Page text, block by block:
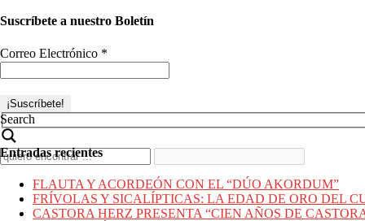
Suscríbete a nuestro Boletín
Correo Electrónico *
Search
Entradas recientes
FLAUTA Y ACORDEÓN CON EL “DÚO AKORDUM”
FRÍVOLAS Y SICALÍPTICAS: LA EDAD DE ORO DEL
CASTORA HERZ PRESENTA “CIEN AÑOS DE